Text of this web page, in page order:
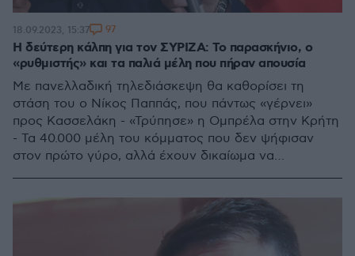
Η δεύτερη κάλπη για τον ΣΥΡΙΖΑ: Το παρασκήνιο, ο
«ρυθμιστής» και τα παλιά μέλη που πήραν απουσία
Με πανελλαδική τηλεδιάσκεψη θα καθορίσει τη
στάση του ο Νίκος Παππάς, που πάντως «γέρνει»
προς Κασσελάκη - «Τρύπησε» η Ομπρέλα στην Κρήτη
- Τα 40.000 μέλη του κόμματος που δεν ψήφισαν
στον πρώτο γύρο, αλλά έχουν δικαίωμα να
18.09.2023, 15:37 97